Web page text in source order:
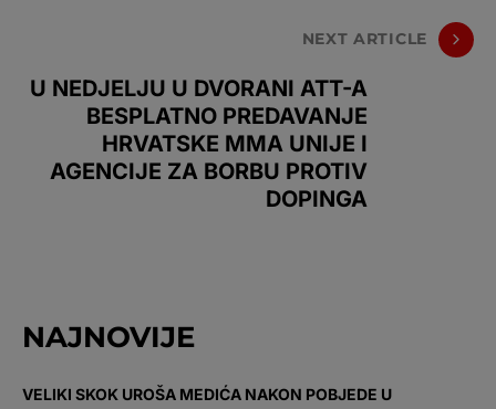
NEXT ARTICLE
U NEDJELJU U DVORANI ATT-A
BESPLATNO PREDAVANJE
HRVATSKE MMA UNIJE I
AGENCIJE ZA BORBU PROTIV
DOPINGA
NAJNOVIJE
VELIKI SKOK UROŠA MEDIĆA NAKON POBJEDE U